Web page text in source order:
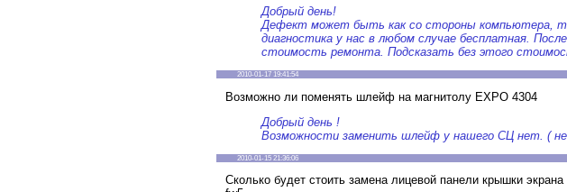
Добрый день!
Дефект может быть как со стороны компьютера,
диагностика у нас в любом случае бесплатная.
стоимость ремонта. Подсказать без этого
2010-01-17 19:41:54
Возможно ли поменять шлейф на магнитолу EXPO 4304
Добрый день !
Возможности заменить шлейф у нашего СЦ нет. (
2010-01-15 21:36:06
Сколько будет стоить замена лицевой панели крышки